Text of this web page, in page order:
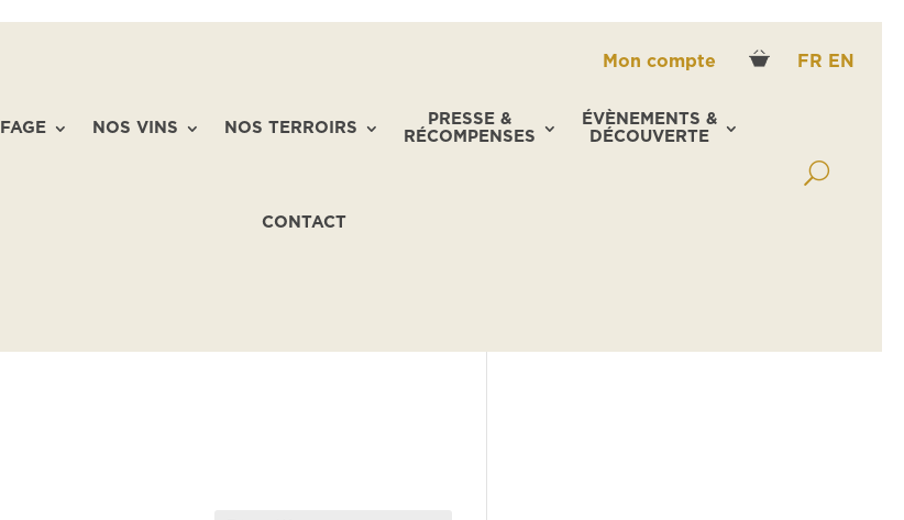
Mon compte FR EN
NOS VINS NOS TERROIRS
PRESSE &
RÉCOMPENSES
ÉVÈNEMENTS &
DÉCOUVERTE
CONTACT